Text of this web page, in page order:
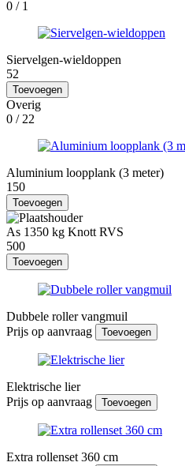
0 / 1
Siervelgen-wieldoppen
52
Toevoegen
Overig
0 / 22
Aluminium loopplank (3 meter)
150
Toevoegen
As 1350 kg Knott RVS
500
Toevoegen
Dubbele roller vangmuil
Prijs op aanvraag
Toevoegen
Elektrische lier
Prijs op aanvraag
Toevoegen
Extra rollenset 360 cm